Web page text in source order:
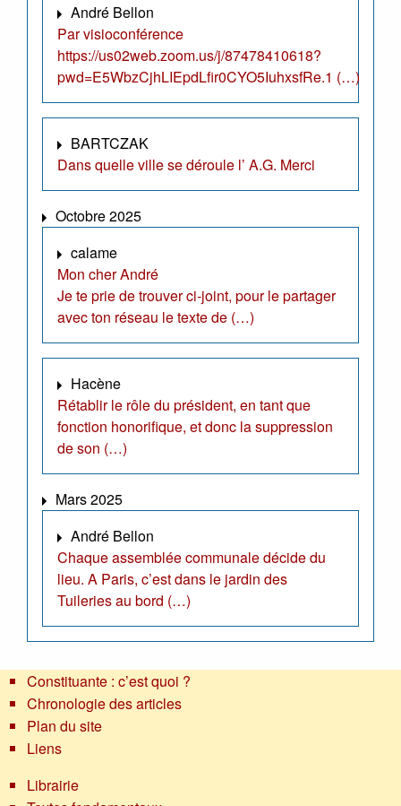
André Bellon
Par visioconférence
https://us02web.zoom.us/j/87478410618?
pwd=E5WbzCjhLIEpdLfir0CYO5IuhxsfRe.1 (…)
BARTCZAK
Dans quelle ville se déroule l’ A.G. Merci
Octobre 2025
calame
Mon cher André
Je te prie de trouver ci-joint, pour le partager
avec ton réseau le texte de (…)
Hacène
Rétablir le rôle du président, en tant que
fonction honorifique, et donc la suppression
de son (…)
Mars 2025
André Bellon
Chaque assemblée communale décide du
lieu. A Paris, c’est dans le jardin des
Tuileries au bord (…)
Constituante : c’est quoi ?
Chronologie des articles
Plan du site
Liens
Librairie